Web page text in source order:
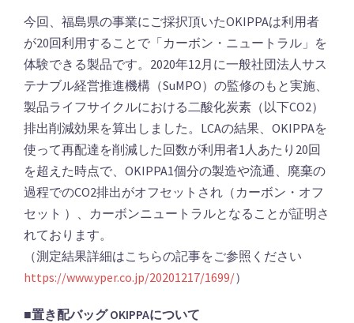
今回、福島県の事業にご採択頂いたOKIPPAは利用者
が20回利用することで「カーボン・ニュートラル」を
体験できる製品です。2020年12月に一般社団法人サス
テナブル経営推進機構（SuMPO）の監修のもと実施、
製品ライフサイクルにおける二酸化炭素（以下CO2）
排出削減効果を算出しました。LCAの結果、OKIPPAを
使って再配達を削減した回数が利用者1人あたり20回
を超えた時点で、OKIPPA1個分の製造や流通、廃棄の
過程でのCO2排出がオフセットされ（カーボン・オフ
セット ）、カーボンニュートラルとなることが証明さ
れております。
（測定結果詳細はこちらの記事をご参照ください
https://www.yper.co.jp/20201217/1699/）
■置き配バッグ OKIPPAについて